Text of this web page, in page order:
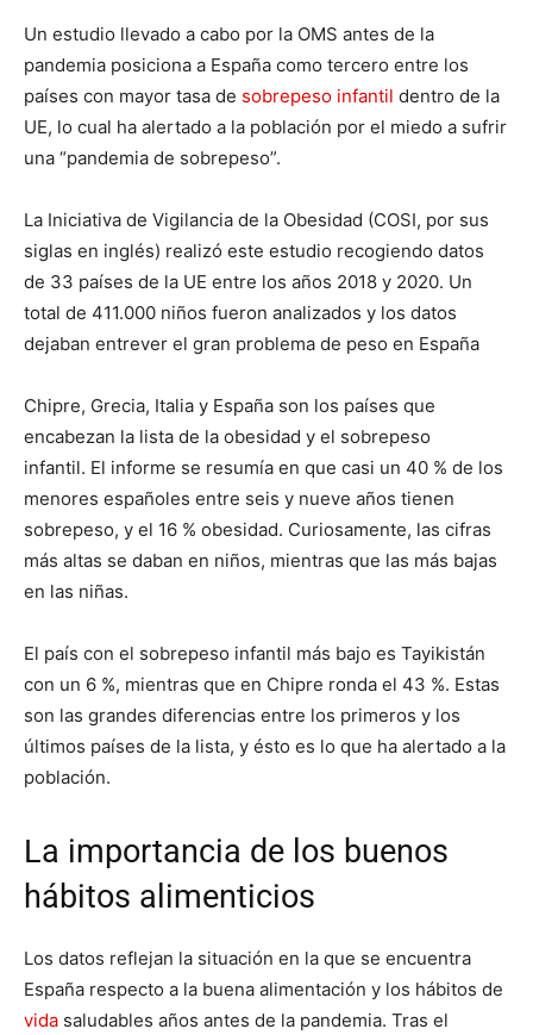
Un estudio llevado a cabo por la OMS antes de la
pandemia posiciona a España como tercero entre los
países con mayor tasa de sobrepeso infantil dentro de la
UE, lo cual ha alertado a la población por el miedo a sufrir
una “pandemia de sobrepeso”.
La Iniciativa de Vigilancia de la Obesidad (COSI, por sus
siglas en inglés) realizó este estudio recogiendo datos
de 33 países de la UE entre los años 2018 y 2020. Un
total de 411.000 niños fueron analizados y los datos
dejaban entrever el gran problema de peso en España
Chipre, Grecia, Italia y España son los países que
encabezan la lista de la obesidad y el sobrepeso
infantil. El informe se resumía en que casi un 40 % de los
menores españoles entre seis y nueve años tienen
sobrepeso, y el 16 % obesidad. Curiosamente, las cifras
más altas se daban en niños, mientras que las más bajas
en las niñas.
El país con el sobrepeso infantil más bajo es Tayikistán
con un 6 %, mientras que en Chipre ronda el 43 %. Estas
son las grandes diferencias entre los primeros y los
últimos países de la lista, y ésto es lo que ha alertado a la
población.
La importancia de los buenos
hábitos alimenticios
Los datos reflejan la situación en la que se encuentra
España respecto a la buena alimentación y los hábitos de
vida saludables años antes de la pandemia. Tras el